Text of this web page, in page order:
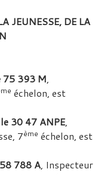
JEUNESSE, DE LA
75 393 M,
échelon, est
30 47 ANPE,
7ème échelon, est
788 A, Inspecteur